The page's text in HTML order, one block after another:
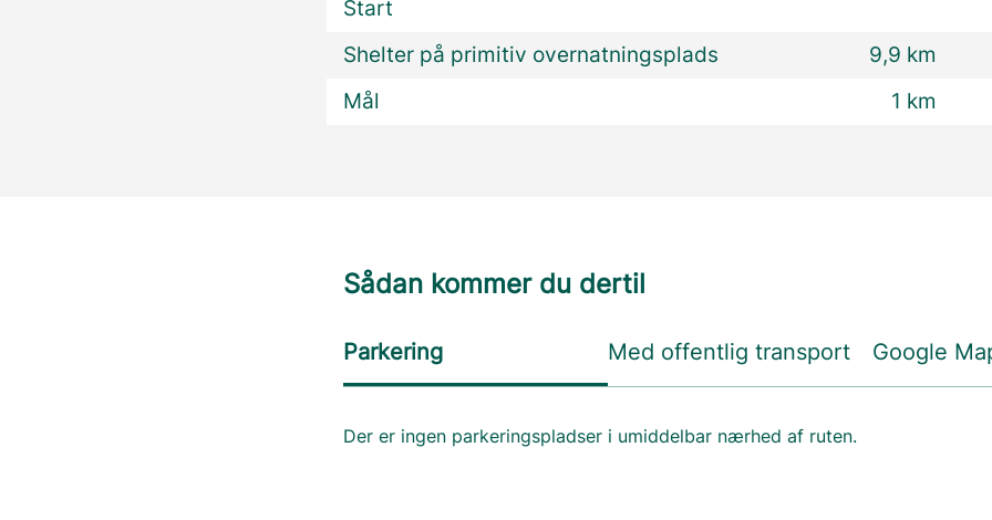
Start
Shelter på primitiv overnatningsplads
9,9 km
Mål
1 km
Sådan kommer du dertil
Parkering Med offentlig transport Google
Der er ingen parkeringspladser i umiddelbar nærhed af ruten.